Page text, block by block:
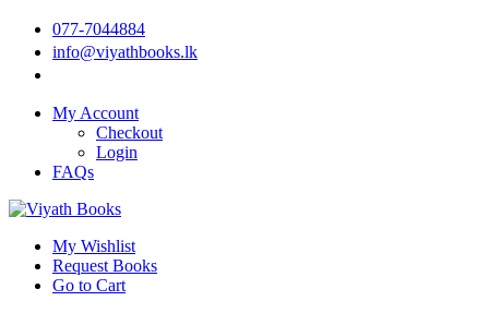
077-7044884
info@viyathbooks.lk
My Account
Checkout
Login
FAQs
My Wishlist
Request Books
Go to Cart